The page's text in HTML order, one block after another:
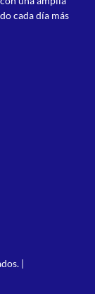
cada día más
|